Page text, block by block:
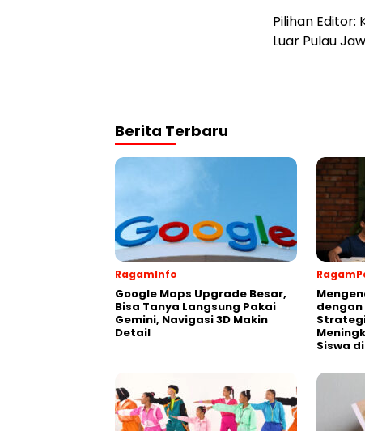
Pilihan Editor:
Luar Pulau
Berita Terbaru
RagamInfo
Google Maps Upgrade Besar,
Bisa Tanya Langsung Pakai
Gemini, Navigasi 3D Makin
Detail
dengan
Siswa